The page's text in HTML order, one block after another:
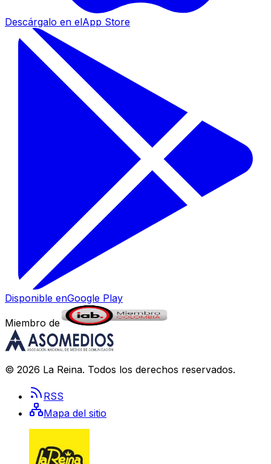
Descárgalo en elApp Store
Disponible enGoogle Play
Miembro de
© 2026 La Reina. Todos los derechos reservados.
RSS
Mapa del sitio